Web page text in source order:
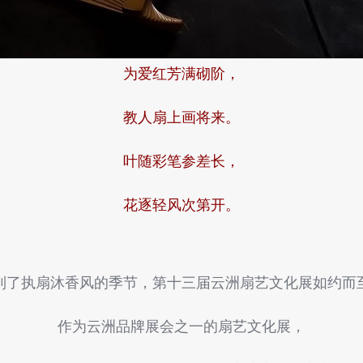
为爱红芳满砌阶，
教人扇上画将来。
叶随彩笔参差长，
花逐轻风次第开。
了执扇沐香风的季节，第十三届云洲扇艺文化展如约而
作为云洲品牌展会之一的扇艺文化展，